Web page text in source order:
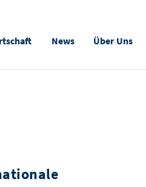
News Über Uns